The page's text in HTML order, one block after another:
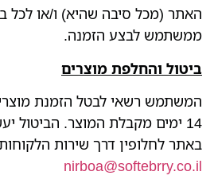
האתר (מכל סיבה שהיא) ו/או לכל
ממשתמש לבצע הזמנה.
ביטול והחלפת מוצרים
המשתמש רשאי לבטל הזמנת
14 ימים מקבלת המוצר. הביטול
באתר לחלופין דרך שירות
nirboa@softebrry.co.il